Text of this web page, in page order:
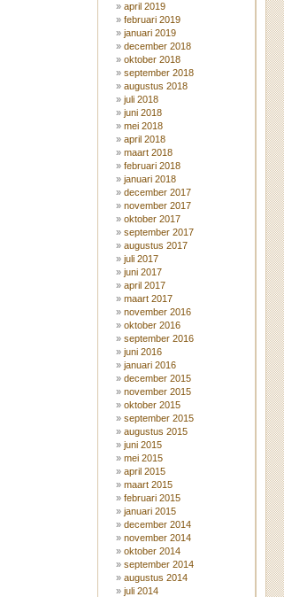
april 2019
februari 2019
januari 2019
december 2018
oktober 2018
september 2018
augustus 2018
juli 2018
juni 2018
mei 2018
april 2018
maart 2018
februari 2018
januari 2018
december 2017
november 2017
oktober 2017
september 2017
augustus 2017
juli 2017
juni 2017
april 2017
maart 2017
november 2016
oktober 2016
september 2016
juni 2016
januari 2016
december 2015
november 2015
oktober 2015
september 2015
augustus 2015
juni 2015
mei 2015
april 2015
maart 2015
februari 2015
januari 2015
december 2014
november 2014
oktober 2014
september 2014
augustus 2014
juli 2014